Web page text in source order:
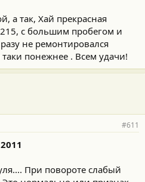
а так, Хай прекрасная
с большим пробегом и
не ремонтировался
понежнее . Всем удачи!
#611
При повороте слабый